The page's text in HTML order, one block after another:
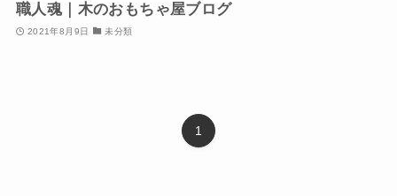
職人魂｜木のおもちゃ屋ブログ
2021年8月9日 未分類
1